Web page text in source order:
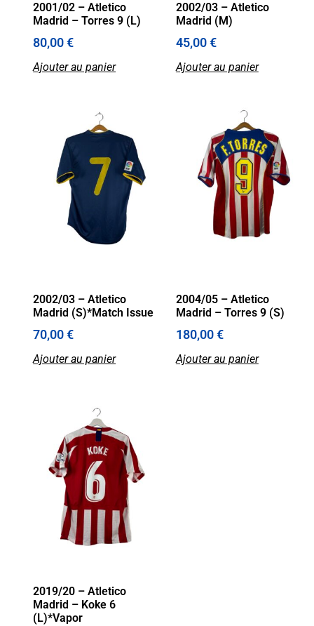
2001/02 – Atletico
Madrid – Torres 9 (L)
80,00€
Ajouter au panier
2002/03 – Atletico
Madrid (M)
45,00€
Ajouter au panier
2002/03 – Atletico
Madrid (S)*Match Issue
70,00€
Ajouter au panier
2004/05 – Atletico
Madrid – Torres 9 (S)
180,00€
Ajouter au panier
2019/20 – Atletico
Madrid – Koke 6
(L)*Vapor